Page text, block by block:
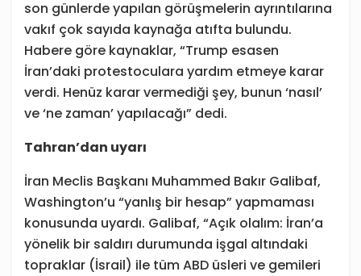
son günlerde yapılan görüşmelerin ayrıntılarına
vakıf çok sayıda kaynağa atıfta bulundu.
Habere göre kaynaklar, “Trump esasen
İran’daki protestoculara yardım etmeye karar
verdi. Henüz karar vermediği şey, bunun ‘nasıl’
ve ‘ne zaman’ yapılacağı” dedi.
Tahran’dan uyarı
İran Meclis Başkanı Muhammed Bakır Galibaf,
Washington’u “yanlış bir hesap” yapmaması
konusunda uyardı. Galibaf, “Açık olalım: İran’a
yönelik bir saldırı durumunda işgal altındaki
topraklar (İsrail) ile tüm ABD üsleri ve gemileri